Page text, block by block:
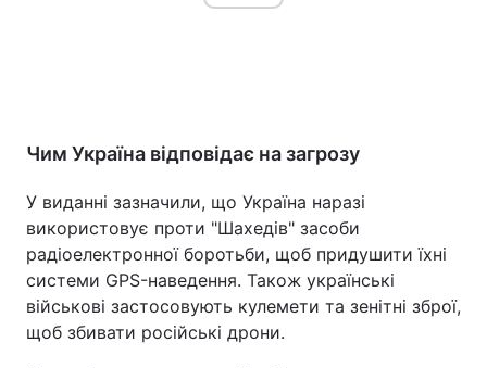
Чим Україна відповідає на загрозу
У виданні зазначили, що Україна наразі
використовує проти "Шахедів" засоби
радіоелектронної боротьби, щоб придушити їхні
системи GPS-наведення. Також українські
військові застосовують кулемети та зенітні зброї,
щоб збивати російські дрони.